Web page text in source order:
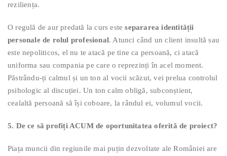
reziliența.
O regulă de aur predată la curs estesepararea identității
personale de rolul profesional. Atunci când un client insultă sau
este nepoliticos, el nu te atacă pe tine ca persoană, ci atacă
uniforma sau compania pe care o reprezinți în acel moment.
Păstrându-ți calmul și un ton al vocii scăzut, vei prelua controlul
psihologic al discuției. Un ton calm obligă, subconștient,
cealaltă persoană să își coboare, la rândul ei, volumul vocii.
5. De ce să profiți ACUM de oportunitatea oferită de proiect?
Piața muncii din regiunile mai puțin dezvoltate ale României are